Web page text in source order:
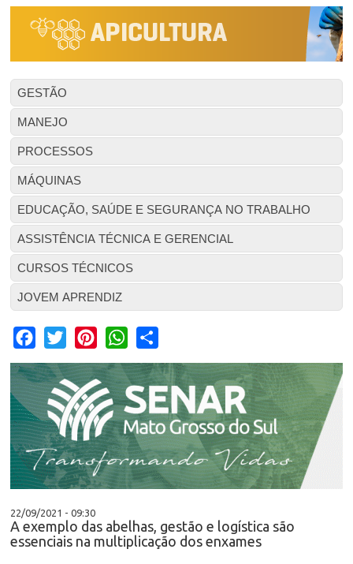
GESTÃO
MANEJO
PROCESSOS
MÁQUINAS
EDUCAÇÃO, SAÚDE E SEGURANÇA NO TRABALHO
ASSISTÊNCIA TÉCNICA E GERENCIAL
CURSOS TÉCNICOS
JOVEM APRENDIZ
Facebook
Twitter PinterestWhatsApp
22/09/2021 - 09:30
A exemplo das abelhas, gestão e logística são
essenciais na multiplicação dos enxames